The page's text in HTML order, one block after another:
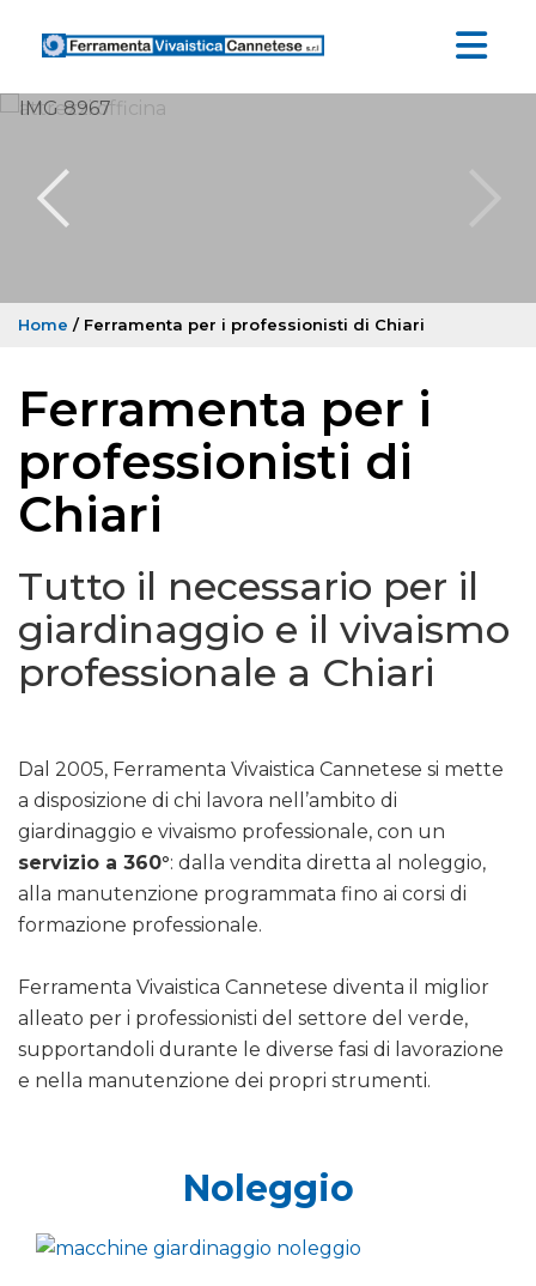
Home / Ferramenta per i professionisti di Chiari
Ferramenta per i
professionisti di
Chiari
Tutto il necessario per il
giardinaggio e il vivaismo
professionale a Chiari
Dal 2005, Ferramenta Vivaistica Cannetese si mette
a disposizione di chi lavora nell’ambito di
giardinaggio e vivaismo professionale, con un
servizio a 360°: dalla vendita diretta al noleggio,
alla manutenzione programmata fino ai corsi di
formazione professionale.
Ferramenta Vivaistica Cannetese diventa il miglior
alleato per i professionisti del settore del verde,
supportandoli durante le diverse fasi di lavorazione
e nella manutenzione dei propri strumenti.
Noleggio